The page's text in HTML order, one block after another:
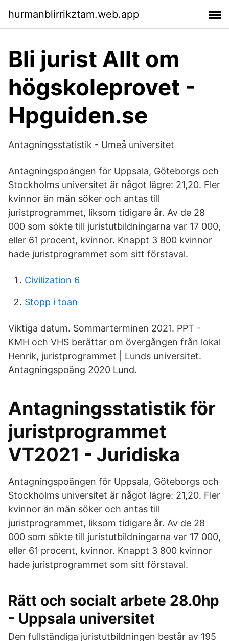
hurmanblirrikztam.web.app
Bli jurist Allt om
högskoleprovet -
Hpguiden.se
Antagningsstatistik - Umeå universitet
Antagningspoängen för Uppsala, Göteborgs och
Stockholms universitet är något lägre: 21,20. Fler
kvinnor än män söker och antas till
juristprogrammet, liksom tidigare år. Av de 28
000 som sökte till juristutbildningarna var 17 000,
eller 61 procent, kvinnor. Knappt 3 800 kvinnor
hade juristprogrammet som sitt förstaval.
Civilization 6
Stopp i toan
Viktiga datum. Sommarterminen 2021. PPT -
KMH och VHS berättar om övergången från lokal
Henrik, juristprogrammet | Lunds universitet.
Antagningspoäng 2020 Lund.
Antagningsstatistik för
juristprogrammet
VT2021 - Juridiska
Antagningspoängen för Uppsala, Göteborgs och
Stockholms universitet är något lägre: 21,20. Fler
kvinnor än män söker och antas till
juristprogrammet, liksom tidigare år. Av de 28
000 som sökte till juristutbildningarna var 17 000,
eller 61 procent, kvinnor. Knappt 3 800 kvinnor
hade juristprogrammet som sitt förstaval.
Rätt och socialt arbete 28.0hp
- Uppsala universitet
Den fullständiga juristutbildningen består av 195